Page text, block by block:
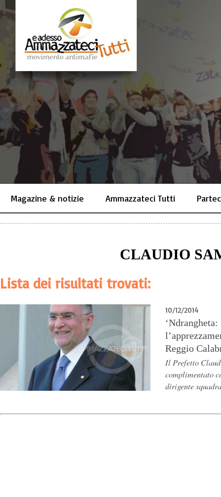
Magazine & notizie Ammazzateci Tutti
CLAUDIO
Lista dei risultati trovati:
10/12/2014
Reggio
Il Prefetto
complimentato
dirigente